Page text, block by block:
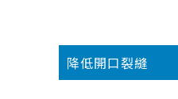
降低開口裂縫